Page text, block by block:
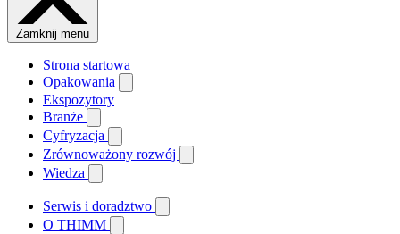
Zamknij menu
Strona startowa
Opakowania
Ekspozytory
Branże
Cyfryzacja
Zrównoważony rozwój
Wiedza
Serwis i doradztwo
O THIMM